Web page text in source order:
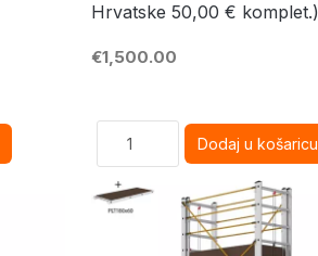
Hrvatske 50,00 € komplet.)
€1,500.00